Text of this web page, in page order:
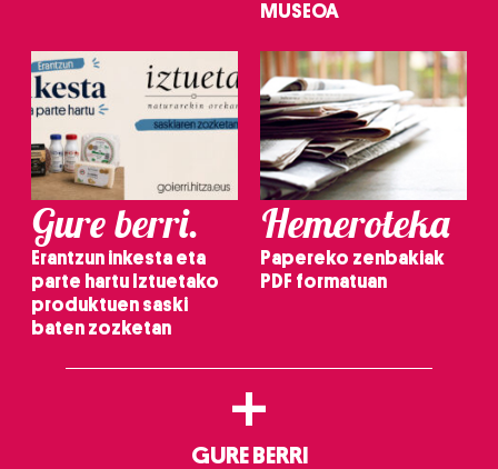
MUSEOA
Gure berri.
Erantzun inkesta eta
parte hartu Iztuetako
produktuen saski
baten zozketan
Hemeroteka
Papereko zenbakiak
PDF formatuan
+
GURE BERRI